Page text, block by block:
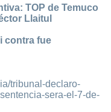
TOP de Temuco
Llaitul
contra fue
tribunal-declaro-
sera-el-7-de-